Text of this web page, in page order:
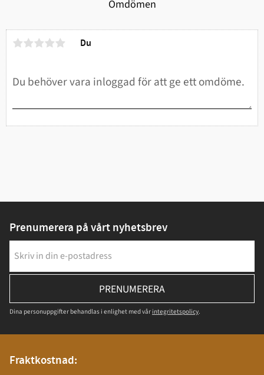
Omdömen
Du
Prenumerera på vårt nyhetsbrev
PRENUMERERA
Dina personuppgifter behandlas i enlighet med vår integritetspolicy.
Fraktkostnad: